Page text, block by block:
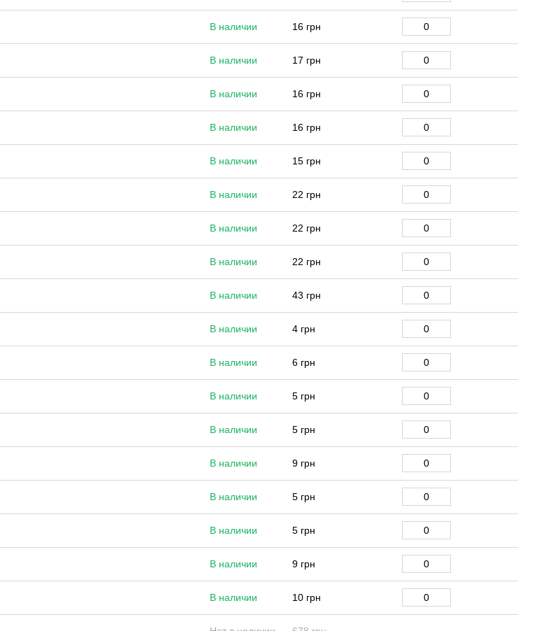
В наличии 16 грн
В наличии 17 грн
В наличии 16 грн
В наличии 16 грн
В наличии 15 грн
В наличии 22 грн
В наличии 22 грн
В наличии 22 грн
В наличии 43 грн
В наличии 4 грн
В наличии 6 грн
В наличии 5 грн
В наличии 5 грн
В наличии 9 грн
В наличии 5 грн
В наличии 5 грн
В наличии 9 грн
В наличии 10 грн